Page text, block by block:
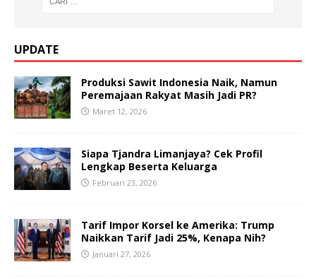
UPDATE
Produksi Sawit Indonesia Naik, Namun
Peremajaan Rakyat Masih Jadi PR?
Maret 12, 2026
Siapa Tjandra Limanjaya? Cek Profil
Lengkap Beserta Keluarga
Februari 23, 2026
Tarif Impor Korsel ke Amerika: Trump
Naikkan Tarif Jadi 25%, Kenapa Nih?
Januari 27, 2026